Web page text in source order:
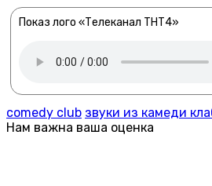
Показ лого «Телеканал ТНТ4»
comedy club звуки из камеди
Нам важна ваша оценка